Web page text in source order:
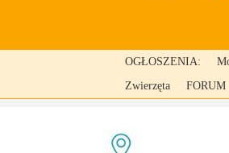
OGŁOSZENIA:
Zwierzęta
FORUM